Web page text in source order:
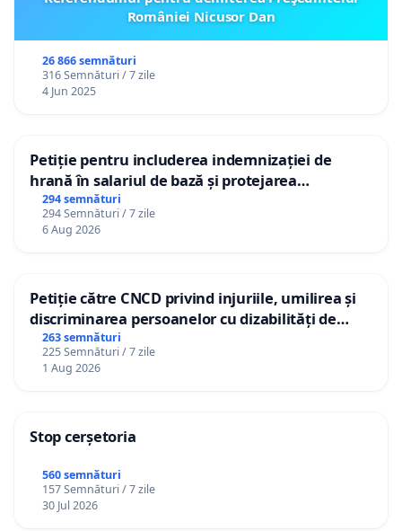
României Nicusor Dan
26 866 semnături
316 Semnături / 7 zile
4 Jun 2025
Petiție pentru includerea indemnizației de
hrană în salariul de bază și protejarea
gradațiilor de vechime pentru asistenții
personali
294 semnături
294 Semnături / 7 zile
6 Aug 2026
Petiție către CNCD privind injuriile, umilirea și
discriminarea persoanelor cu dizabilități de
către utilizatorul TikTok „Gorici”
263 semnături
225 Semnături / 7 zile
1 Aug 2026
Stop cerșetoria
560 semnături
157 Semnături / 7 zile
30 Jul 2026